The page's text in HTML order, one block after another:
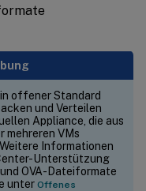
offener Standard
und Verteilen
Appliance, die aus
mehreren VMs
Informationen
Unterstützung
OVA-Dateiformate
unter Offenes